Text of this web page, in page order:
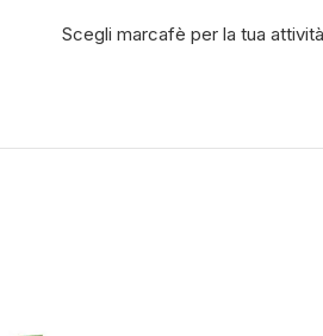
Scegli marcafè per la tua attività